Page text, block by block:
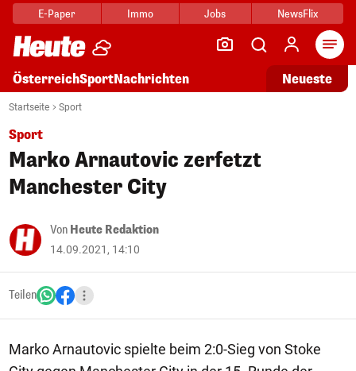
E-Paper Immo Jobs NewsFlix
ÖsterreichSportNachrichten Neueste
Startseite Sport
Sport
Marko Arnautovic zerfetzt
Manchester City
Von Heute Redaktion
14.09.2021, 14:10
Teilen
Marko Arnautovic spielte beim 2:0-Sieg von Stoke